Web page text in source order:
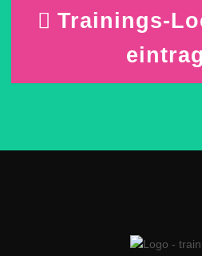
Trainings-